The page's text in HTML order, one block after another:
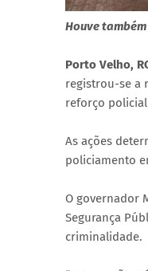
Houve
Porto Velho,
registrou-se a
reforço
As ações
policiamento
O governador
Segurança
criminalidade.